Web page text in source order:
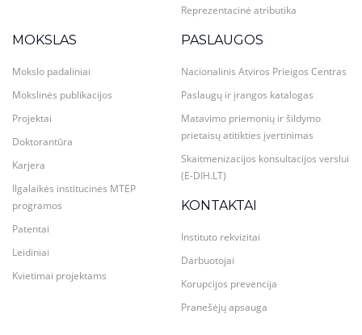
Reprezentacinė atributika
MOKSLAS
Mokslo padaliniai
Mokslinės publikacijos
Projektai
Doktorantūra
Karjera
Ilgalaikės institucinės MTEP
programos
Patentai
Leidiniai
Kvietimai projektams
PASLAUGOS
Nacionalinis Atviros Prieigos Centras
Paslaugų ir įrangos katalogas
Matavimo priemonių ir šildymo
prietaisų atitikties įvertinimas
Skaitmenizacijos konsultacijos verslui
(E-DIH.LT)
KONTAKTAI
Instituto rekvizitai
Darbuotojai
Korupcijos prevencija
Pranešėjų apsauga